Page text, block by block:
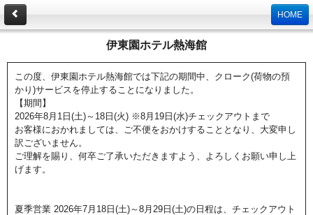
HOME
伊東園ホテル熱海館
この度、伊東園ホテル熱海館では下記の期間中、クローク(荷物の預
かり)サービスを停止することになりました。
【期間】
2026年8月1日(土)～18日(火) ※8月19日(水)チェックアウトまで
お客様におかれましては、ご不便をおかけすることとなり、大変申し
訳ございません。
ご理解を賜り、何卒ご了承いただきますよう、よろしくお願い申し上
げます。
夏季営業 2026年7月18日(土)～8月29日(土)の日程は、チェックアウト